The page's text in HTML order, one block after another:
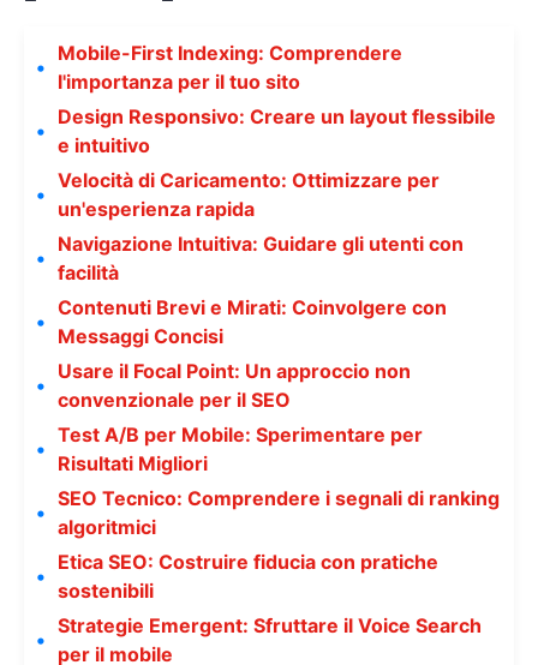
Mobile-First Indexing: Comprendere
l'importanza per il tuo sito
Design Responsivo: Creare un layout flessibile
e intuitivo
Velocità di Caricamento: Ottimizzare per
un'esperienza rapida
Navigazione Intuitiva: Guidare gli utenti con
facilità
Contenuti Brevi e Mirati: Coinvolgere con
Messaggi Concisi
Usare il Focal Point: Un approccio non
convenzionale per il SEO
Test A/B per Mobile: Sperimentare per
Risultati Migliori
SEO Tecnico: Comprendere i segnali di ranking
algoritmici
Etica SEO: Costruire fiducia con pratiche
sostenibili
Strategie Emergent: Sfruttare il Voice Search
per il mobile